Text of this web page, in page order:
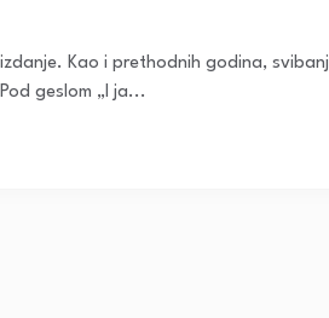
Kao i prethodnih godina, svibanj
geslom „I ja...